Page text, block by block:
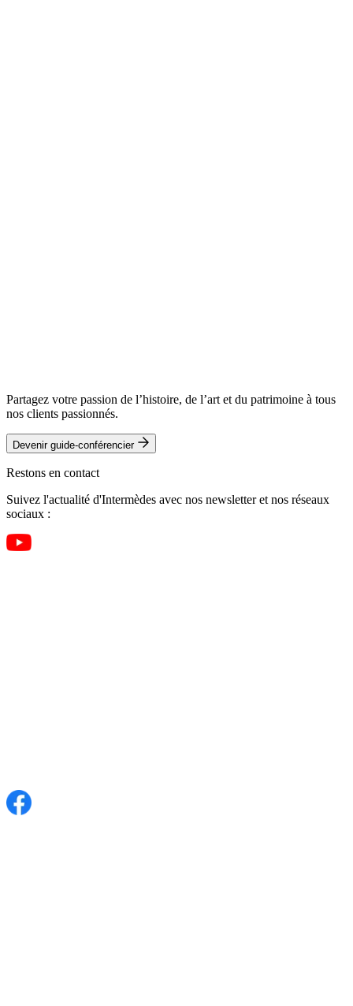
Partagez votre passion de l’histoire, de l’art et du patrimoine à tous
nos clients passionnés.
Devenir guide-conférencier
Restons en contact
Suivez l'actualité d'Intermèdes avec nos newsletter et nos réseaux
sociaux :